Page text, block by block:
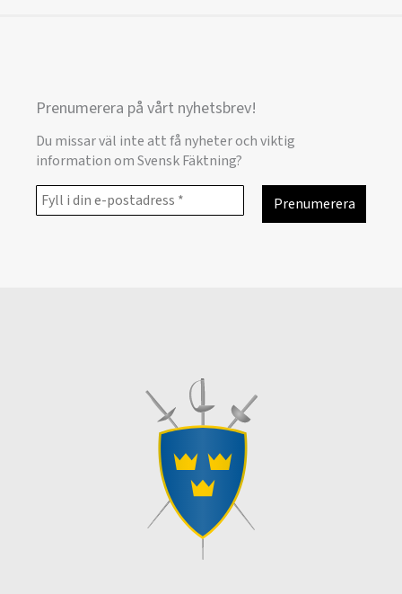
Prenumerera på vårt nyhetsbrev!
Du missar väl inte att få nyheter och viktig
information om Svensk Fäktning?